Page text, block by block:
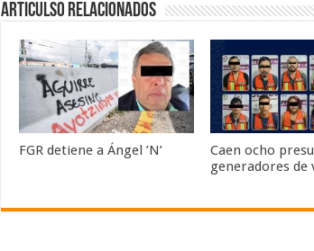
Articulso Relacionados
FGR detiene a Ángel ’N’
Caen ocho
generadores de